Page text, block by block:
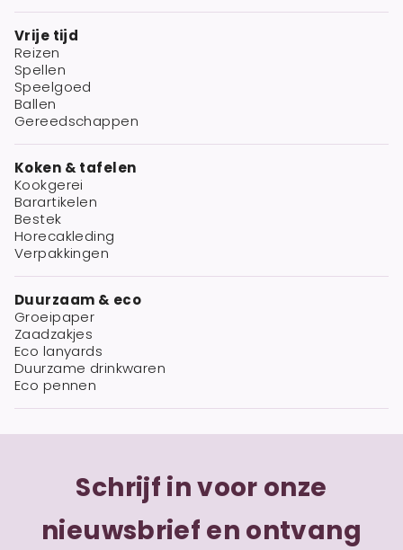
Vrije tijd
Reizen
Spellen
Speelgoed
Ballen
Gereedschappen
Koken & tafelen
Kookgerei
Barartikelen
Bestek
Horecakleding
Verpakkingen
Duurzaam & eco
Groeipaper
Zaadzakjes
Eco lanyards
Duurzame drinkwaren
Eco pennen
Schrijf in voor onze
nieuwsbrief en ontvang